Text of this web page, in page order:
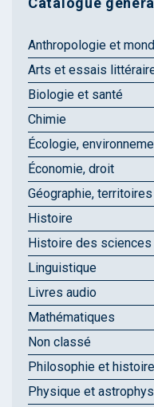
Anthropologie et
Arts et essais
Biologie et santé
Chimie
Écologie,
Économie, droit
Géographie, territoires
Histoire
Histoire des sciences
Linguistique
Livres audio
Mathématiques
Non classé
Philosophie et
Physique et